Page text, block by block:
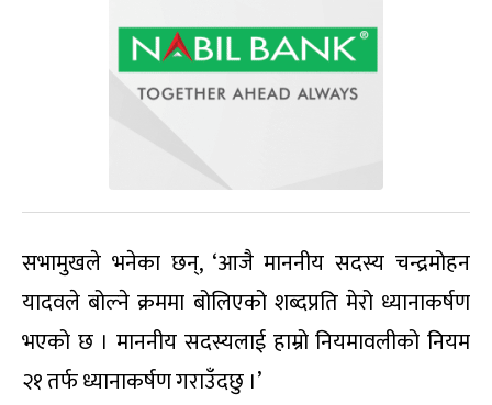
सभामुखले भनेका छन्, ‘आजै माननीय सदस्य चन्द्रमोहन
यादवले बोल्ने क्रममा बोलिएको शब्दप्रति मेरो ध्यानाकर्षण
भएको छ । माननीय सदस्यलाई हाम्रो नियमावलीको नियम
२१ तर्फ ध्यानाकर्षण गराउँदछु ।’